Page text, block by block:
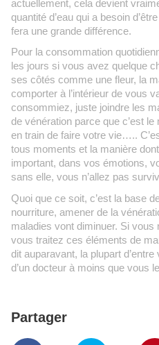
actuellement, cela devient
quantité d’eau qui a besoin
fera une grande différence.
Pour la consommation
les jours si vous avez quelque
ses côtés comme une fleur, la
comporter à l’intérieur de vous
consommiez, juste joindre les
de vénération parce que c’est
en train de faire votre vie…..
tous moments et la manière
important, dans vos émotions,
sans elle, vous n’allez pas
Quoi que ce soit, c’est la base
nourriture, amener de la
maladies vont diminuer. Si vous
vous traitez ces éléments de
dit auparavant, la plupart
d’un docteur à moins que vous
Partager